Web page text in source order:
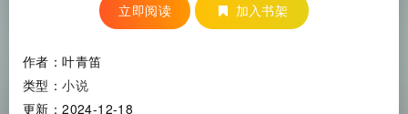
立即阅读 加入书架
作者：叶青笛
类型：小说
更新：2024-12-18